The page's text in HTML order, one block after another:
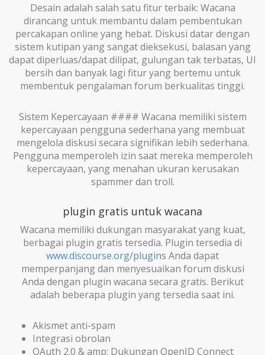
Desain adalah salah satu fitur terbaik: Wacana
dirancang untuk membantu dalam pembentukan
percakapan online yang hebat. Diskusi datar dengan
sistem kutipan yang sangat dieksekusi, balasan yang
dapat diperluas/dapat dilipat, gulungan tak terbatas, UI
bersih dan banyak lagi fitur yang bertemu untuk
membentuk pengalaman forum berkualitas tinggi.
Sistem Kepercayaan #### Wacana memiliki sistem
kepercayaan pengguna sederhana yang membuat
mengelola diskusi secara signifikan lebih sederhana.
Pengguna memperoleh izin saat mereka memperoleh
kepercayaan, yang menahan ukuran kerusakan
spammer dan troll.
plugin gratis untuk wacana
Wacana memiliki dukungan masyarakat yang kuat,
berbagai plugin gratis tersedia. Plugin tersedia di
www.discourse.org/plugins Anda dapat
memperpanjang dan menyesuaikan forum diskusi
Anda dengan plugin wacana secara gratis. Berikut
adalah beberapa plugin yang tersedia saat ini.
Akismet anti-spam
Integrasi obrolan
OAuth 2.0 & amp; Dukungan OpenID Connect